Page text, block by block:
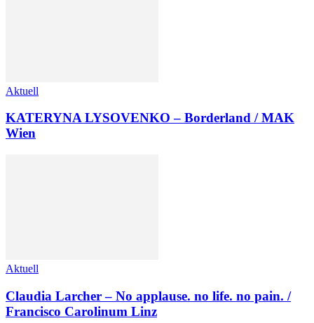
Aktuell
KATERYNA LYSOVENKO – Borderland / MAK
Wien
Aktuell
Claudia Larcher – No applause. no life. no pain. /
Francisco Carolinum Linz